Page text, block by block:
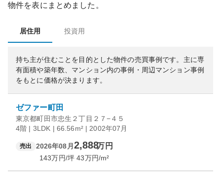
物件を表にまとめました。
居住用 投資用
持ち主が住むことを目的とした物件の売買事例です。 主に専
有面積や築年数、マンション内の事例・周辺マンション事例
をもとに価格が決まります。
ゼファー町田
東京都町田市忠生２丁目２７−４５
4階 | 3LDK | 66.56m² | 2002年07月
売出 2026年08月 2,888万円
143万円/坪 43万円/m²